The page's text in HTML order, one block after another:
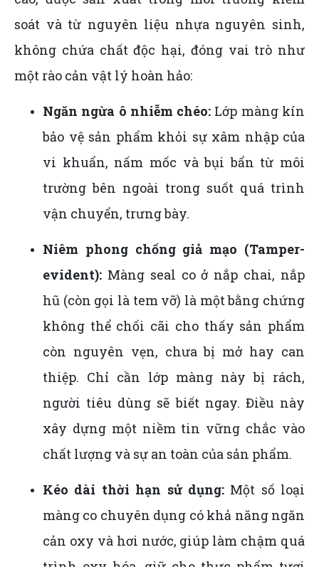
soát và từ nguyên liệu nhựa nguyên sinh,
không chứa chất độc hại, đóng vai trò như
một rào cản vật lý hoàn hảo:
Ngăn ngừa ô nhiễm chéo: Lớp màng kín
bảo vệ sản phẩm khỏi sự xâm nhập của
vi khuẩn, nấm mốc và bụi bẩn từ môi
trường bên ngoài trong suốt quá trình
vận chuyển, trưng bày.
Niêm phong chống giả mạo (Tamper-
evident): Màng seal co ở nắp chai, nắp
hũ (còn gọi là tem vỡ) là một bằng chứng
không thể chối cãi cho thấy sản phẩm
còn nguyên vẹn, chưa bị mở hay can
thiệp. Chỉ cần lớp màng này bị rách,
người tiêu dùng sẽ biết ngay. Điều này
xây dựng một niềm tin vững chắc vào
chất lượng và sự an toàn của sản phẩm.
Kéo dài thời hạn sử dụng:Một số loại
màng co chuyên dụng có khả năng ngăn
cản oxy và hơi nước, giúp làm chậm quá